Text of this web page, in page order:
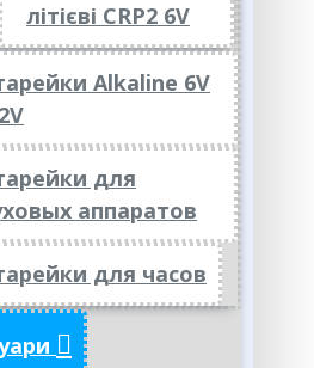
літієві CRP2 6V
Alkaline 6V
для
аппаратов
для часов